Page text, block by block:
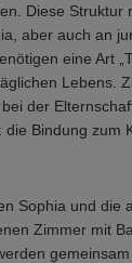
Diese Struktur
aber auch an
eine Art
Lebens.
der
Bindung zum
Sophia und die
Zimmer mit